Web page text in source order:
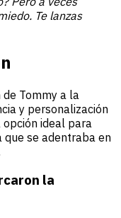
Te lanzas
Tommy a la
y personalización
ideal para
que se adentraba en
la